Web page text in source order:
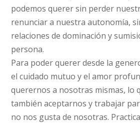
podemos querer sin perder
renunciar a nuestra autonomía,
relaciones de dominación y
persona.
Para poder querer desde la
el cuidado mutuo y el amor
querernos a nosotras mismas, lo
también aceptarnos y trabajar
no nos gusta de nosotras.